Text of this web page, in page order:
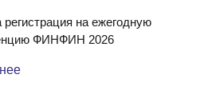
на ежегодную
ФИНФИН 2026